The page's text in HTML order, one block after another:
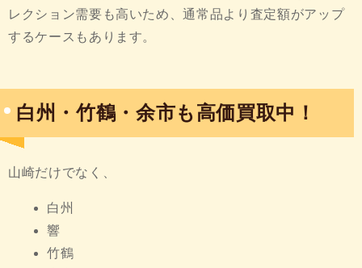
レクション需要も高いため、通常品より査定額がアップ
するケースもあります。
白州・竹鶴・余市も高価買取中！
山崎だけでなく、
白州
響
竹鶴